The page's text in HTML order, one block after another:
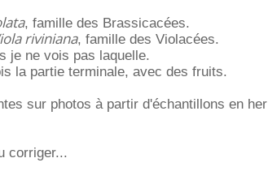
, famille des Brassicacées.
riviniana, famille des Violacées.
je ne vois pas laquelle.
la partie terminale, avec des fruits.
sur photos à partir d'échantillons en
corriger...